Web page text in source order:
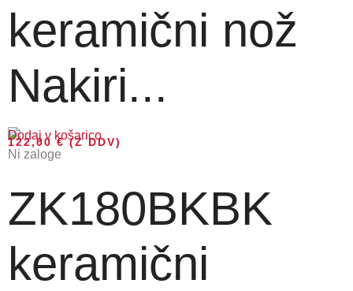
keramični nož
Nakiri...
122,00€(Z DDV)
Dodaj v košarico
Ni zaloge
ZK180BKBK
keramični